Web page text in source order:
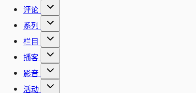
评论
系列
栏目
播客
影音
活动